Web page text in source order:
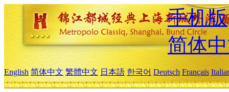
手机版
简体
English 简体中文 繁體中文 日本語 한국어 Deutsch Français